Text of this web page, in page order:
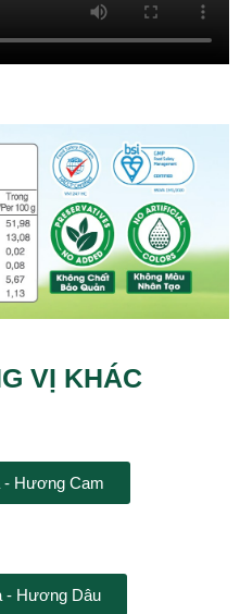
VỊ KHÁC
Hương Cam
- Hương Dâu